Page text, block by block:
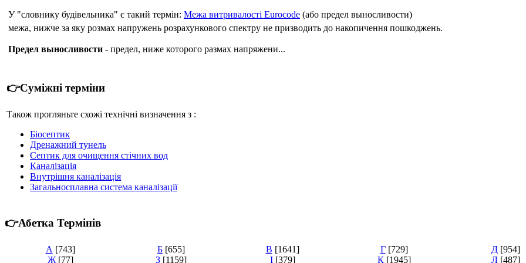
У "словнику будівельника" є такий термін: Межа витривалості Eurocode (або предел выносливости)
межа, нижче за яку розмах напружень розрахункового спектру не призводить до накопичення пошкоджень.
Предел выносливости - предел, ниже которого размах напряжени...
👉Суміжні терміни
Також прогляньте схожі технічні визначення з :
Біосептик
Дренажний тунель
Септик для очищення стічних вод
Каналізація
Внутрішня каналізація
Загальносплавна система каналізації
👉Абетка Термінів
А [743] Б [655] В [1641] Г [729] Д [954]
Ж [77] З [1159] І [379] К [1945] Л [487]